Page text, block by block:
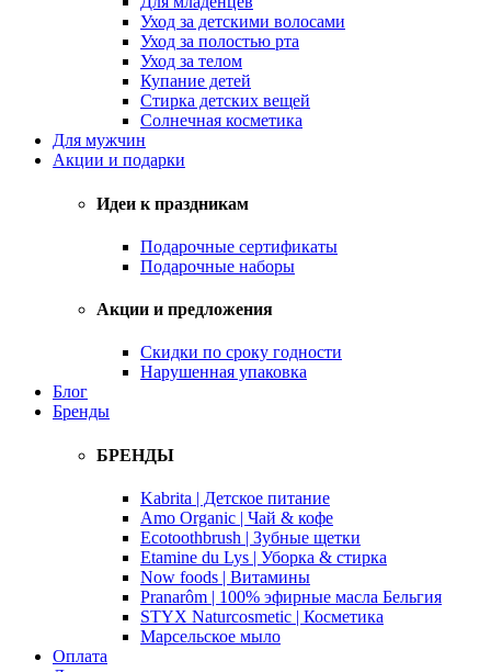
Уход за детскими волосами
Уход за полостью рта
Уход за телом
Купание детей
Стирка детских вещей
Солнечная косметика
Для мужчин
Акции и подарки
Идеи к праздникам
Подарочные сертификаты
Подарочные наборы
Акции и предложения
Скидки по сроку годности
Нарушенная упаковка
Блог
Бренды
БРЕНДЫ
Kabrita | Детское питание
Amo Organic | Чай & кофе
Ecotoothbrush | Зубные щетки
Etamine du Lys | Уборка & стирка
Now foods | Витамины
Pranarôm | 100% эфирные масла Бельгия
STYX Naturcosmetic | Косметика
Марсельское мыло
Оплата